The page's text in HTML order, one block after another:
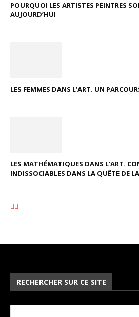
POURQUOI LES ARTISTES PEINTRES
AUJOURD’HUI
LES FEMMES DANS L’ART. UN
LES MATHÉMATIQUES DANS L’ART.
INDISSOCIABLES DANS LA QUÊTE DE
RECHERCHER SUR CE SITE